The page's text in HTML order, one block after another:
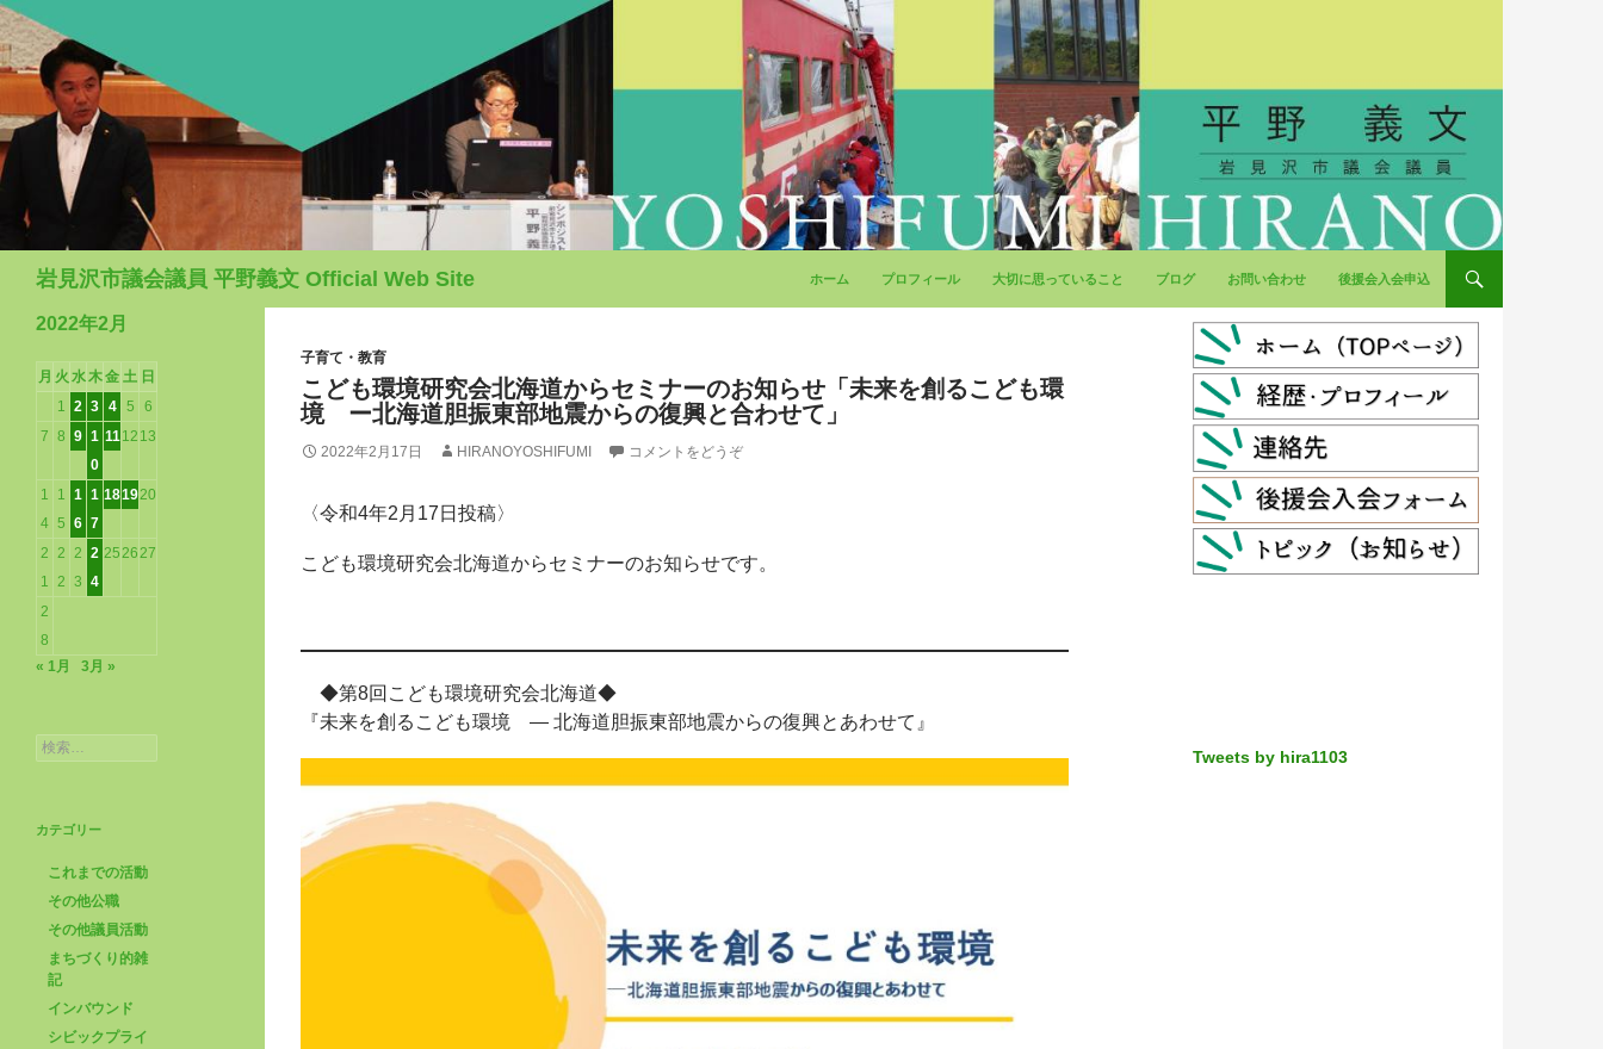
岩見沢市議会議員 平野義文 Official Web Site
ホーム
プロフィール 大切に思っていること ブログ お問い合わせ 後援会入会申込
子育て・教育
こども環境研究会北海道からセミナーのお知らせ「未来を創るこども環
境 ー北海道胆振東部地震からの復興と合わせて」
2022年2月17日 HIRANOYOSHIFUMI コメントをどうぞ
〈令和4年2月17日投稿〉
こども環境研究会北海道からセミナーのお知らせです。
◆第8回こども環境研究会北海道◆
『未来を創るこども環境 ― 北海道胆振東部地震からの復興とあわせて』
Tweets by hira1103
2022年2月
月 火 水木金 土 日
1 2 3 4 5
6
7 8 9 1
0
1112 13
1
4
1
5
1
6
1
7
181920
2
1
2
2
2
3
2
4
252627
2
8
« 1月
3月 »
検
索:
カテゴリー
これまでの活動
その他公職
その他議員活動
まちづくり的雑
記
インバウンド
シビックプライ